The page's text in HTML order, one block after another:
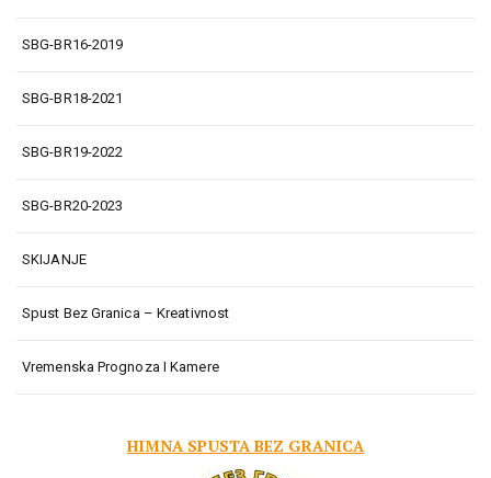
SBG-BR16-2019
SBG-BR18-2021
SBG-BR19-2022
SBG-BR20-2023
SKIJANJE
Spust Bez Granica – Kreativnost
Vremenska Prognoza I Kamere
HIMNA SPUSTA BEZ GRANICA